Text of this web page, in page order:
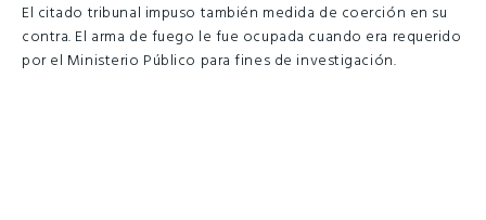
El citado tribunal impuso también medida de coerción en su
contra. El arma de fuego le fue ocupada cuando era requerido
por el Ministerio Público para fines de investigación.